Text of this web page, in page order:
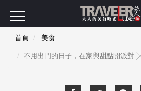
首頁
美食
不用出門的日子，在家與甜點開派對